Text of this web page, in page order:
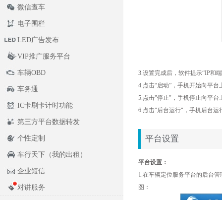
微信查车
电子围栏
LED广告发布
VIP推广服务平台
车辆OBD
车务通
IC卡刷卡计时功能
第三方平台数据转发
个性定制
车行天下（我的出租）
企业短信
对讲服务
3.设置完成后，软件提示“IP和
4.点击“启动”，手机开始向平台
5.点击"停止"，手机停止向平台
6.点击"后台运行"，手机后台运
平台设置
平台设置：
1.在车辆定位服务平台的后台
图：